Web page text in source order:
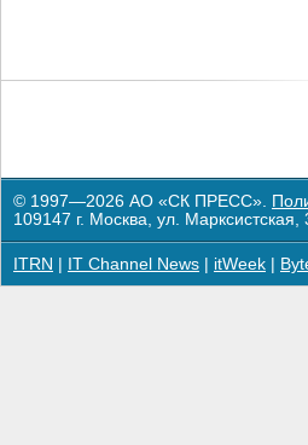
© 1997—2026 АО «СК ПРЕСС».
109147 г. Москва, ул.
ITRN IT Channel News itWeek